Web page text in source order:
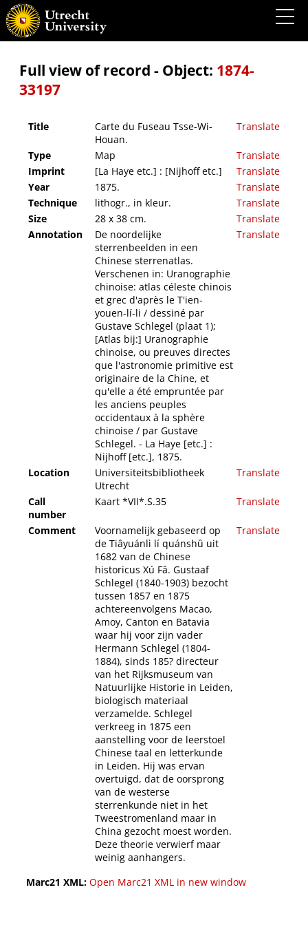
Carte du Fuseau Tsse-Wi-Houan.
Full view of record - Object: 1874-
33197
Title
Carte du Fuseau Tsse-Wi-
Houan.
Translate
Type Map
Translate
Imprint
[La Haye etc.] : [Nijhoff etc.]
Translate
Year
1875.
Translate
Technique
lithogr., in kleur.
Translate
Size
28 x 38 cm.
Translate
Annotation
De noordelijke
sterrenbeelden in een
Chinese sterrenatlas.
Verschenen in: Uranographie
chinoise: atlas céleste chinois
et grec d'après le T'ien-
youen-lí-li / dessiné par
Gustave Schlegel (plaat 1);
[Atlas bij:] Uranographie
chinoise, ou preuves directes
que l'astronomie primitive est
originaire de la Chine, et
qu'elle a été empruntée par
les anciens peuples
occidentaux à la sphère
chinoise / par Gustave
Schlegel. - La Haye [etc.] :
Nijhoff [etc.], 1875.
Translate
Location
Universiteitsbibliotheek
Utrecht
Translate
Call
number
Kaart *VII*.S.35 Translate
Comment
Voornamelijk gebaseerd op
de Tiâyuánlì lí quánshû uit
1682 van de Chinese
historicus Xú Fâ. Gustaaf
Schlegel (1840-1903) bezocht
tussen 1857 en 1875
achtereenvolgens Macao,
Amoy, Canton en Batavia
waar hij voor zijn vader
Hermann Schlegel (1804-
1884), sinds 185? directeur
van het Rijksmuseum van
Natuurlijke Historie in Leiden,
biologisch materiaal
verzamelde. Schlegel
verkreeg in 1875 een
aanstelling voor de leerstoel
Chinese taal en letterkunde
in Leiden. Hij was ervan
overtuigd, dat de oorsprong
van de westerse
sterrenkunde niet in het
Tweestromenland maar in
China gezocht moest worden.
Deze theorie verwierf maar
weinig aanhangers.
Translate
Marc21 XML: Open Marc21 XML in new window